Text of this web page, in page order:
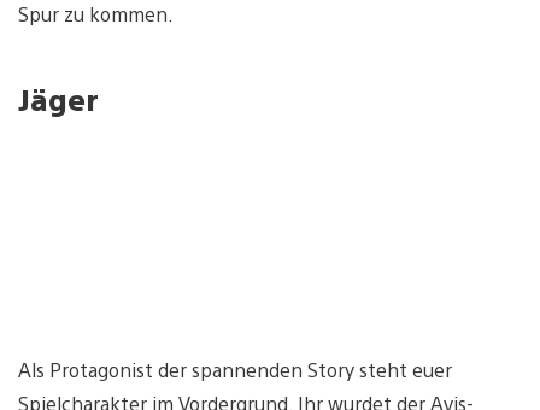
Spur zu kommen.
Jäger
Als Protagonist der spannenden Story steht euer
Spielcharakter im Vordergrund. Ihr wurdet der Avis-